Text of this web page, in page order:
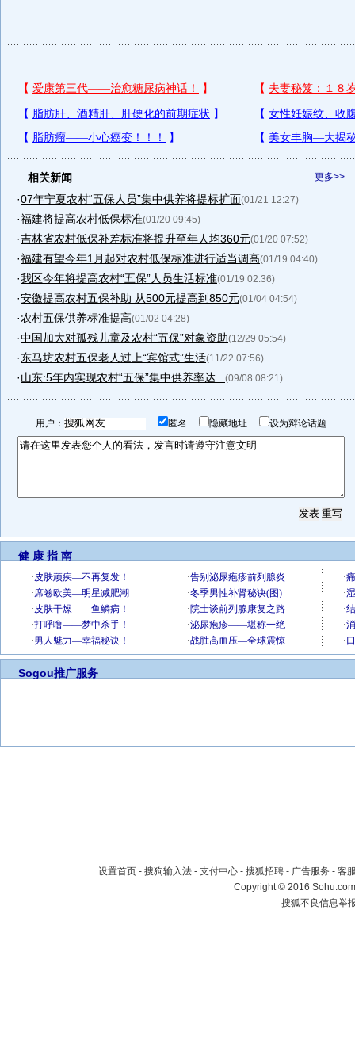
更多>>
相关新闻
·07年宁夏农村“五保人员”集中供养将提标扩面(01/21 12:27)
·福建将提高农村低保标准(01/20 09:45)
·吉林省农村低保补差标准将提升至年人均360元(01/20 07:52)
·福建有望今年1月起对农村低保标准进行适当调高(01/19 04:40)
·我区今年将提高农村“五保”人员生活标准(01/19 02:36)
·安徽提高农村五保补助 从500元提高到850元(01/04 04:54)
·农村五保供养标准提高(01/02 04:28)
·中国加大对孤残儿童及农村“五保”对象资助(12/29 05:54)
·东马坊农村五保老人过上“宾馆式”生活(11/22 07:56)
·山东:5年内实现农村“五保”集中供养率达... (09/08 08:21)
用户： 匿名 隐藏地址 设为辩论话题
健 康 指 南
Sogou推广服务
设置首页 - 搜狗输入法 - 支付中心 - 搜狐招聘 - 广告服务 - 客
Copyright©2016
搜狐不良信息举